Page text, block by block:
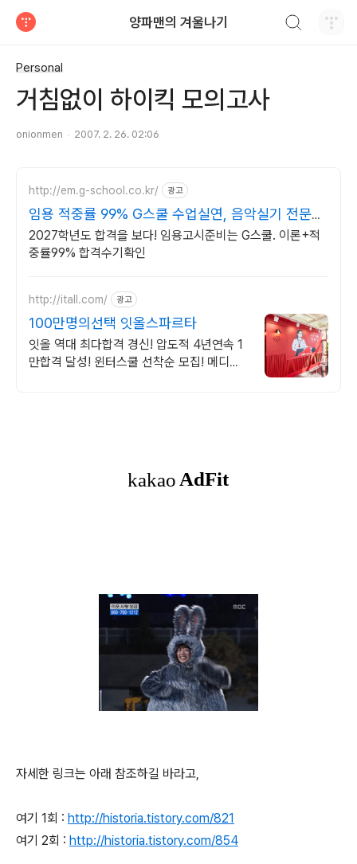
양파맨의 겨울나기
Personal
거침없이 하이킥 모의고사
onionmen 2007. 2. 26. 02:06
http://em.g-school.co.kr/ 광고
임용 적중률 99% G스쿨 수업실연, 음악실기 전문학
원
2027학년도 합격을 보다! 임용고시준비는 G스쿨. 이론+적
중률99% 합격수기확인
http://itall.com/ 광고
100만명의선택 잇올스파르타
잇올 역대 최다합격 경신! 압도적 4년연속 1
만합격 달성! 윈터스쿨 선착순 모집! 메디컬
자세한 링크는 아래 참조하길 바라고,
여기 1회 : http://historia.tistory.com/821
여기 2회 : http://historia.tistory.com/854